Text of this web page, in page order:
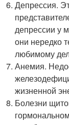
Депрессия.
депрессии у
они нередко
любимому
Анемия.
жизненной
Болезни